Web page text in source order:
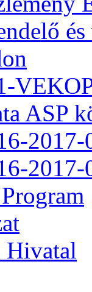
ASP
2017-
2017-
Hivatal